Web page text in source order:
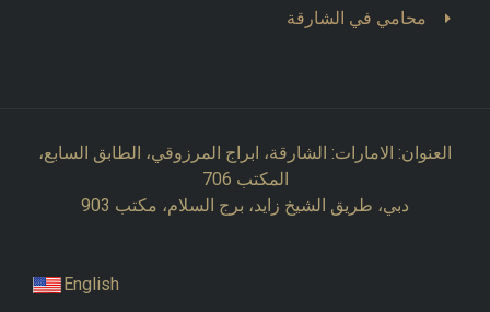
محامي في الشارقة
العنوان: الامارات: الشارقة، ابراج المرزوقي، الطابق السابع،
المكتب 706
دبي، طريق الشيخ زايد، برج السلام، مكتب 903
English